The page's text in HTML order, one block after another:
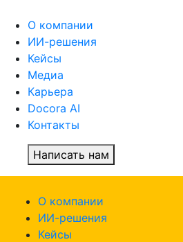
О компании
ИИ-решения
Кейсы
Медиа
Карьера
Docora AI
Контакты
Написать нам
О компании
ИИ-решения
Кейсы